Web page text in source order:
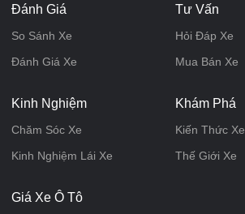
Đánh Giá
So Sánh Xe
Đánh Giá Xe
Tư Vấn
Hỏi Đáp Xe
Mua Bán Xe
Kinh Nghiệm
Chăm Sóc Xe
Kinh Nghiệm Lái Xe
Khám Phá
Kiến Thức Xe
Thế Giới Xe
Giá Xe Ô Tô